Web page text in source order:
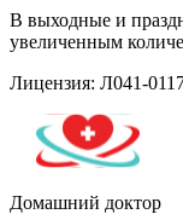
В выходные и
увеличенным
Лицензия: Л041-
Домашний доктор